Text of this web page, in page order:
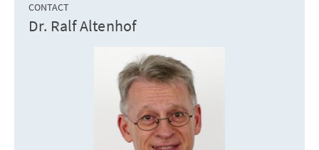
CONTACT
Dr. Ralf Altenhof